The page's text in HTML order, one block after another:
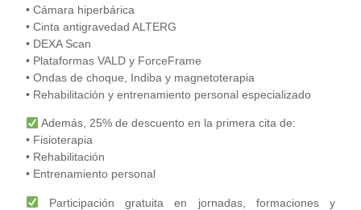
• Cámara hiperbárica
• Cinta antigravedad ALTERG
• DEXA Scan
• Plataformas VALD y ForceFrame
• Ondas de choque, Indiba y magnetoterapia
• Rehabilitación y entrenamiento personal especializado
Además, 25% de descuento en la primera cita de:
• Fisioterapia
• Rehabilitación
• Entrenamiento personal
Participación gratuita en jornadas, formaciones y